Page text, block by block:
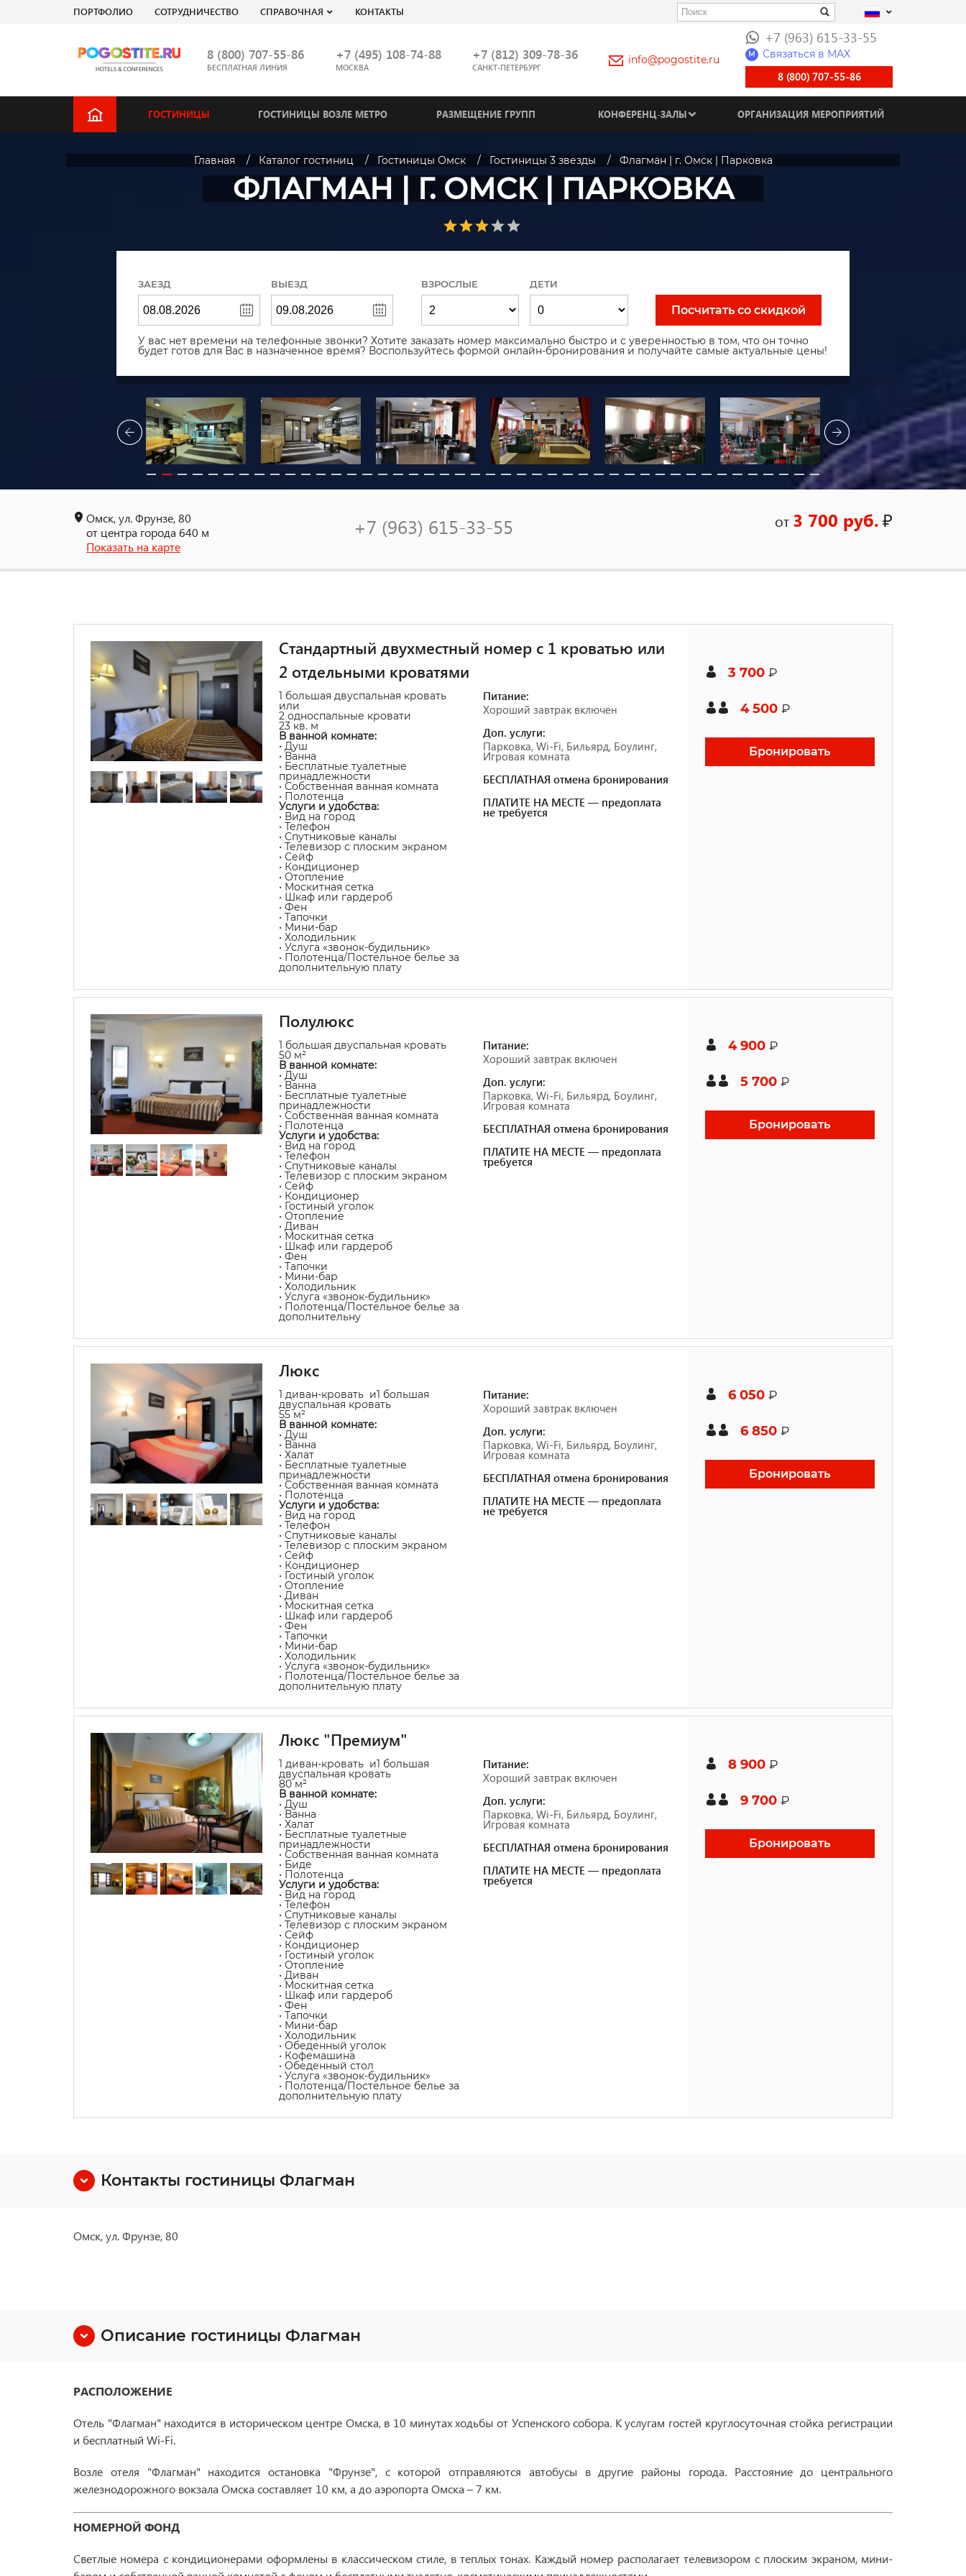
ПОРТФОЛИО СОТРУДНИЧЕСТВО СПРАВОЧНАЯ КОНТАКТЫ
8 (800) 707-55-86
БЕСПЛАТНАЯ ЛИНИЯ
+7 (495) 108-74-88
МОСКВА
+7 (812) 309-78-36
САНКТ-ПЕТЕРБУРГ
info@pogostite.ru
+7 (963) 615-33-55
M Связаться в МАХ
8 (800) 707-55-86
ГОСТИНИЦЫ ГОСТИНИЦЫ ВОЗЛЕ МЕТРО РАЗМЕЩЕНИЕ ГРУПП КОНФЕРЕНЦ-ЗАЛЫ ОРГАНИЗАЦИЯ МЕРОПРИЯТИЙ
Главная Каталог гостиниц Гостиницы Омск Гостиницы 3 звезды Флагман | г. Омск | Парковка
ФЛАГМАН | Г. ОМСК | ПАРКОВКА
ЗАЕЗД ВЫЕЗД ВЗРОСЛЫЕ ДЕТИ
Посчитать со скидкой
У вас нет времени на телефонные звонки? Хотите заказать номер максимально быстро и с уверенностью в том, что он точно
будет готов для Вас в назначенное время? Воспользуйтесь формой онлайн-бронирования и получайте самые актуальные цены!
Омск, ул. Фрунзе, 80
от центра города 640 м
Показать на карте
+7 (963) 615-33-55 от 3 700 руб.₽
Стандартный двухместный номер с 1 кроватью или
2 отдельными кроватями
1 большая двуспальная кровать
или
2 односпальные кровати
23 кв. м
В ванной комнате:
• Душ
• Ванна
• Бесплатные туалетные
принадлежности
• Собственная ванная комната
• Полотенца
Услуги и удобства:
• Вид на город
• Телефон
• Спутниковые каналы
• Телевизор с плоским экраном
• Сейф
• Кондиционер
• Отопление
• Москитная сетка
• Шкаф или гардероб
• Фен
• Тапочки
• Мини-бар
• Холодильник
• Услуга «звонок-будильник»
• Полотенца/Постельное белье за
дополнительную плату
Питание:
Хороший завтрак включен
Доп. услуги:
Парковка, Wi-Fi, Бильярд, Боулинг,
Игровая комната
БЕСПЛАТНАЯ отмена бронирования
ПЛАТИТЕ НА МЕСТЕ — предоплата
не требуется
3 700 ₽
4 500 ₽
Бронировать
Полулюкс
1 большая двуспальная кровать
50 м²
В ванной комнате:
• Душ
• Ванна
• Бесплатные туалетные
принадлежности
• Собственная ванная комната
• Полотенца
Услуги и удобства:
• Вид на город
• Телефон
• Спутниковые каналы
• Телевизор с плоским экраном
• Сейф
• Кондиционер
• Гостиный уголок
• Отопление
• Диван
• Москитная сетка
• Шкаф или гардероб
• Фен
• Тапочки
• Мини-бар
• Холодильник
• Услуга «звонок-будильник»
• Полотенца/Постельное белье за
дополнительну
Питание:
Хороший завтрак включен
Доп. услуги:
Парковка, Wi-Fi, Бильярд, Боулинг,
Игровая комната
БЕСПЛАТНАЯ отмена бронирования
ПЛАТИТЕ НА МЕСТЕ — предоплата
требуется
4 900 ₽
5 700 ₽
Бронировать
Люкс
1 диван-кровать и1 большая
двуспальная кровать
55 м²
В ванной комнате:
• Душ
• Ванна
• Халат
• Бесплатные туалетные
принадлежности
• Собственная ванная комната
• Полотенца
Услуги и удобства:
• Вид на город
• Телефон
• Спутниковые каналы
• Телевизор с плоским экраном
• Сейф
• Кондиционер
• Гостиный уголок
• Отопление
• Диван
• Москитная сетка
• Шкаф или гардероб
• Фен
• Тапочки
• Мини-бар
• Холодильник
• Услуга «звонок-будильник»
• Полотенца/Постельное белье за
дополнительную плату
Питание:
Хороший завтрак включен
Доп. услуги:
Парковка, Wi-Fi, Бильярд, Боулинг,
Игровая комната
БЕСПЛАТНАЯ отмена бронирования
ПЛАТИТЕ НА МЕСТЕ — предоплата
не требуется
6 050 ₽
6 850 ₽
Бронировать
Люкс "Премиум"
1 диван-кровать и1 большая
двуспальная кровать
80 м²
В ванной комнате:
• Душ
• Ванна
• Халат
• Бесплатные туалетные
принадлежности
• Собственная ванная комната
• Биде
• Полотенца
Услуги и удобства:
• Вид на город
• Телефон
• Спутниковые каналы
• Телевизор с плоским экраном
• Сейф
• Кондиционер
• Гостиный уголок
• Отопление
• Диван
• Москитная сетка
• Шкаф или гардероб
• Фен
• Тапочки
• Мини-бар
• Холодильник
• Обеденный уголок
• Кофемашина
• Обеденный стол
• Услуга «звонок-будильник»
• Полотенца/Постельное белье за
дополнительную плату
Питание:
Хороший завтрак включен
Доп. услуги:
Парковка, Wi-Fi, Бильярд, Боулинг,
Игровая комната
БЕСПЛАТНАЯ отмена бронирования
ПЛАТИТЕ НА МЕСТЕ — предоплата
требуется
8 900 ₽
9 700 ₽
Бронировать
Контакты гостиницы Флагман
Омск, ул. Фрунзе, 80
Описание гостиницы Флагман
РАСПОЛОЖЕНИЕ
Отель "Флагман" находится в историческом центре Омска, в 10 минутах ходьбы от Успенского собора. К услугам гостей круглосуточная стойка регистрации
и бесплатный Wi-Fi.
Возле отеля "Флагман" находится остановка "Фрунзе", с которой отправляются автобусы в другие районы города. Расстояние до центрального
железнодорожного вокзала Омска составляет 10 км, а до аэропорта Омска – 7 км.
НОМЕРНОЙ ФОНД
Светлые номера с кондиционерами оформлены в классическом стиле, в теплых тонах. Каждый номер располагает телевизором с плоским экраном, мини-